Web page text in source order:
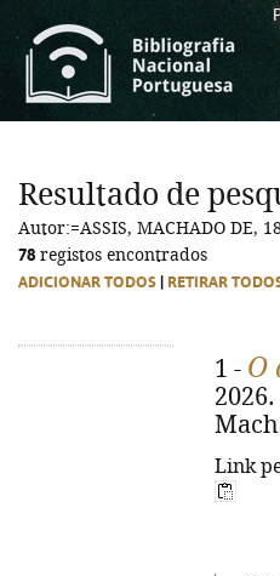
Resultado de
Autor:=ASSIS, MACHADO DE,
78 registos encontrados
ADICIONAR TODOS RETIRAR
1 - O
Link